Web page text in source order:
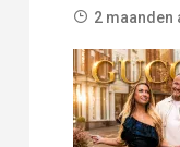
2 maanden